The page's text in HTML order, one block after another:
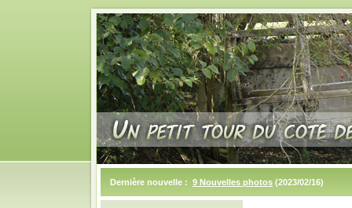
Dernière nouvelle : 9 Nouvelles photos (2023/02/16)